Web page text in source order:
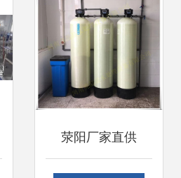
优秀合作企业
荥阳厂家直供